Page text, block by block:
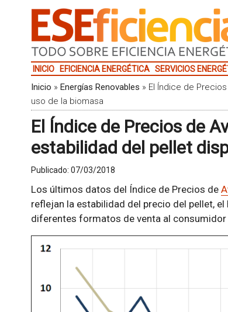
INICIO EFICIENCIA ENERGÉTICA SERVICIOS
Inicio » Energías Renovables » El Índice de
uso de la biomasa
El Índice de Precios de
estabilidad del pellet
Publicado: 07/03/2018
Los últimos datos del Índice de Precios de
reflejan la estabilidad del precio del pellet,
diferentes formatos de venta al consumidor